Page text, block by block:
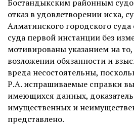
Бостандыкским районным
отказ в удовлетворении иска,
Алматинского городского
суда первой инстанции без
мотивированы указанием на
возложении обязанности и
вреда несостоятельны,
Р.А. испрашиваемые справки
имеющихся данных,
имущественных и
представлено.